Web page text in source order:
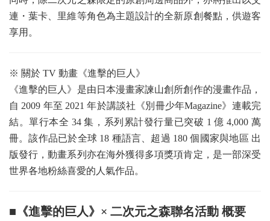
連・葉卡、里維等角色為主題設計的全新原創餐點，供遊客
享用。
※ 關於 TV 動畫《進擊的巨人》
《進擊的巨人》是由日本漫畫家諫山創所創作的漫畫作品，
自 2009 年至 2021 年於講談社《別冊少年Magazine》連載完
結。單行本全 34 集，系列累計發行量已突破 1 億 4,000 萬
冊。該作品已於全球 18 種語言、超過 180 個國家與地區 出
版發行，動畫系列亦在海外獲得多項獎項肯定，是一部深受
世界各地粉絲喜愛的人氣作品。
■《進擊的巨人》× 二次元之森聯名活動 概要